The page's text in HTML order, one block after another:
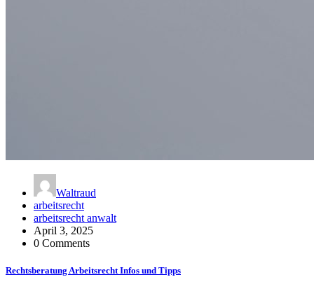
Waltraud
arbeitsrecht
arbeitsrecht anwalt
April 3, 2025
0 Comments
Rechtsberatung Arbeitsrecht Infos und Tipps